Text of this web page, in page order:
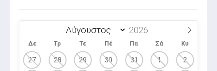
Δε Τρ Τε Πέ Πα Σά Κυ
27 28 29 30 31 1 2